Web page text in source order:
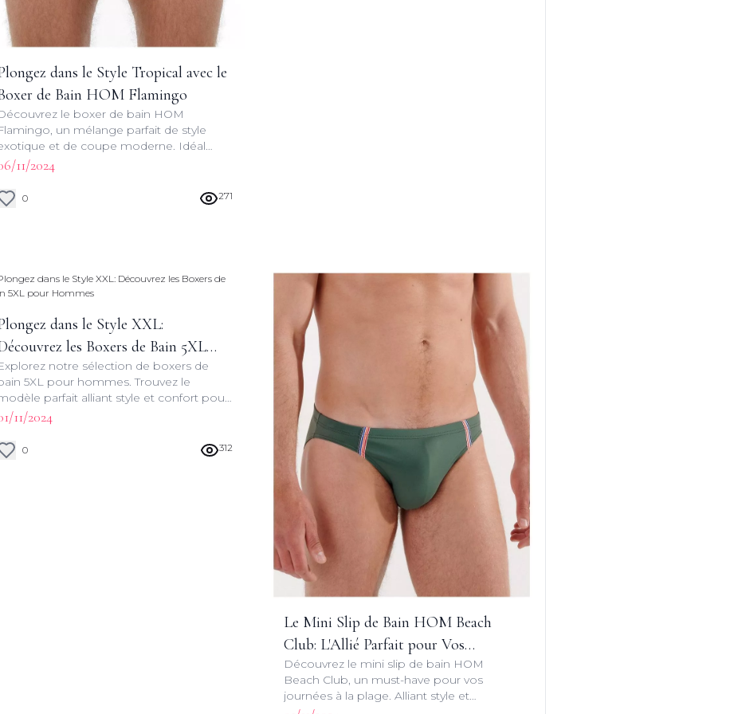
dans le Style Tropical avec le
de Bain HOM Flamingo
le boxer de bain HOM
un mélange parfait de style
et de coupe moderne. Idéal
les amateurs de mode plage qui
recherchent originalité et qualité.
11/2024
0 271
dans le Style XXL:
les Boxers de Bain 5XL
Hommes
notre sélection de boxers de
5XL pour hommes. Trouvez le
parfait alliant style et confort pour
aventures aquatiques estivales.
11/2024
0 312
Le Mini Slip de Bain HOM Beach
Club: L'Allié Parfait pour Vos
Aventures Estivales
Découvrez le mini slip de bain HOM
Beach Club, un must-have pour vos
journées à la plage. Alliant style et